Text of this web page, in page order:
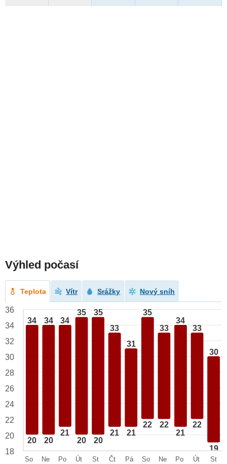
Výhled počasí
Teplota Vítr Srážky Nový sníh
34
20
34
20
34
21
35
20
35
20
33
21
31
21
35
22
33
22
34
21
33
22
30
19
36
34
32
30
28
26
24
22
20
18
So
Ne
Po
Út
St
Čt
Pá
So
Ne
Po
Út
St